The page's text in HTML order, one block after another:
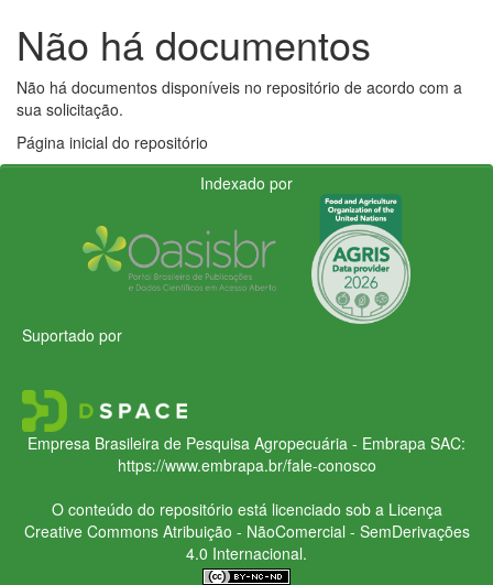
Não há documentos
Não há documentos disponíveis no repositório de acordo com a
sua solicitação.
Página inicial do repositório
Indexado por
Suportado por
Empresa Brasileira de Pesquisa Agropecuária - Embrapa SAC:
https://www.embrapa.br/fale-conosco
O conteúdo do repositório está licenciado sob a Licença
Creative CommonsAtribuição - NãoComercial - SemDerivações
4.0 Internacional.